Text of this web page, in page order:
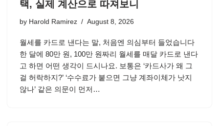
택, 실제 계산으로 따져보니
by Harold Ramirez August 8, 2026
월세를 카드로 낸다는 말, 처음엔 의심부터 들었습니다
한 달에 80만 원, 100만 원짜리 월세를 매달 카드로 낸다
고 하면 어떤 생각이 드시나요. 보통은 ‘카드사가 왜 그
걸 허락하지?’ ‘수수료가 붙으면 그냥 계좌이체가 낫지
않나’ 같은 의문이 먼저…